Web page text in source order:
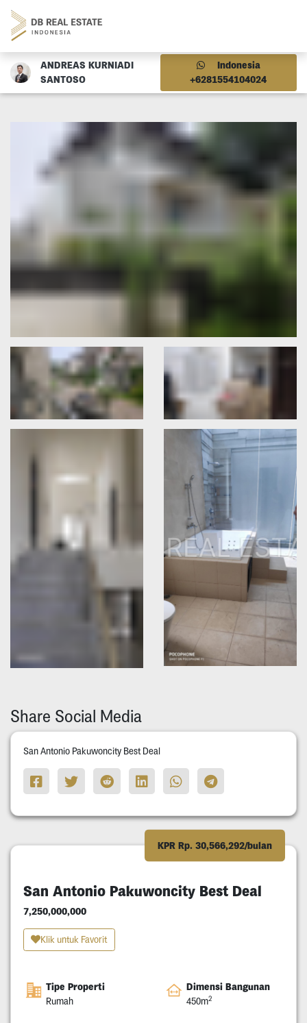
ANDREAS KURNIADI
SANTOSO
Indonesia
+6281554104024
Share Social Media
San Antonio Pakuwoncity Best Deal
KPR Rp. 30,566,292/bulan
San Antonio Pakuwoncity Best Deal
7,250,000,000
Klik untuk Favorit
Tipe Properti
Rumah
Dimensi Bangunan
450m2